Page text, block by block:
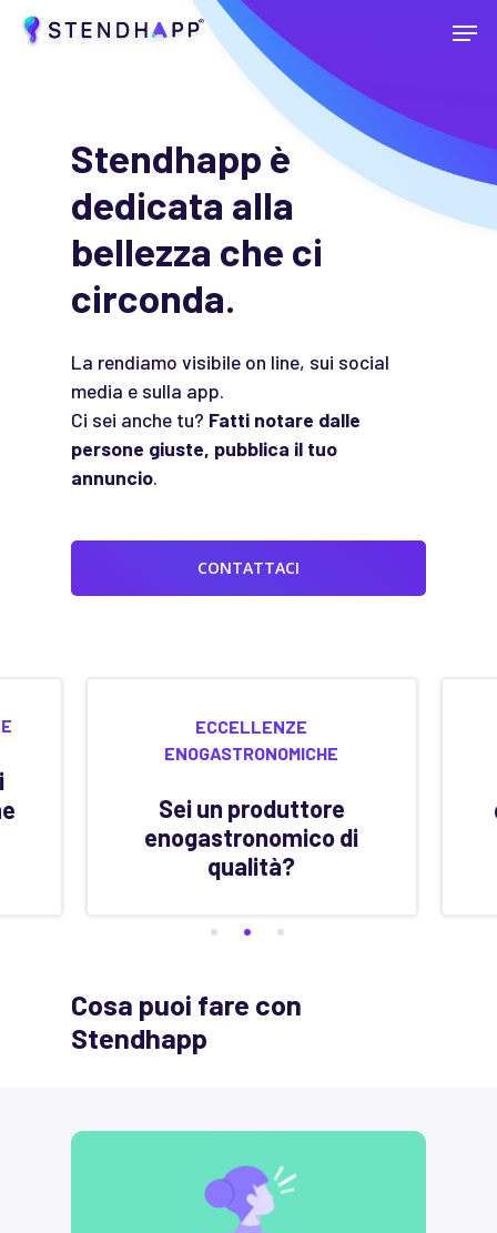
Skip
Menu
Stendhapp è
dedicata alla
bellezza che ci
circonda.
La rendiamo visibile on line, sui social
media e sulla app.
Ci sei anche tu? Fatti notare dalle
persone giuste, pubblica il tuo
annuncio.
CONTATTACI
ECCELLENZE
ENOGASTRONOMICHE
Sei un produttore
enogastronomico di
qualità?
Cosa puoi fare con
Stendhapp